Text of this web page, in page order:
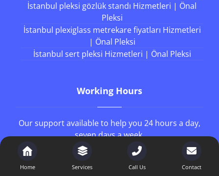
İstanbul pleksi gözlük standı Hizmetleri | Önal
Pleksi
İstanbul plexiglass metrekare fiyatları Hizmetleri
| Önal Pleksi
İstanbul sert pleksi Hizmetleri | Önal Pleksi
Working Hours
Our support available to help you 24 hours a day,
seven days a week.
Monday to Friday
8AM - 4PM
Home Services Call Us Contact